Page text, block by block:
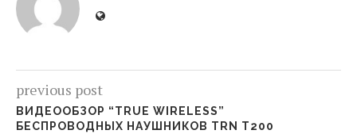
previous post
ВИДЕООБЗОР “TRUE WIRELESS”
БЕСПРОВОДНЫХ НАУШНИКОВ TRN T200